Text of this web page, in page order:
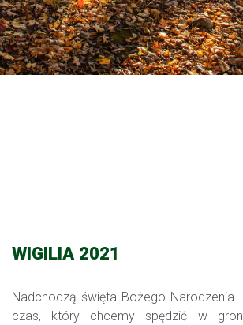
WIGILIA 2021
Nadchodzą święta Bożego
czas, który chcemy spędzić w